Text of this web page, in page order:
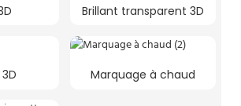
Brillant transparent 3D
Marquage à chaud